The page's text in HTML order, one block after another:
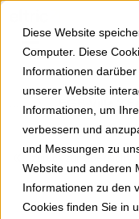
Diese Website
Computer. Diese
Informationen
unserer Website
Informationen, um
verbessern und
und Messungen zu
Website und anderen
Informationen zu den
Cookies finden Sie in
Springe zu Hauptinhalt
EGB Villa 2
zurück zur Übersicht